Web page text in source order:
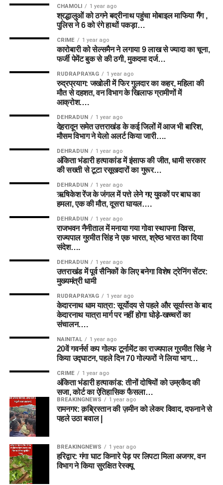
CHAMOLI 1 year ago
श्रद्धालुओं को ठगने बद्रीनाथ पहुंचा मोबाइल माफिया गैंग ,
पुलिस ने 6 को रंगे हाथों पकड़ा…
CRIME 1 year ago
कारोबारी को सेल्समैन ने लगाया 9 लाख से ज्यादा का चूना,
फर्जी पेमेंट बुक से की ठगी, मुकदमा दर्ज…
RUDRAPRAYAG 1 year ago
रुद्रप्रयाग: जखोली में फिर गुलदार का कहर, महिला की
मौत से दहशत, वन विभाग के खिलाफ ग्रामीणों में
आक्रोश….
DEHRADUN 1 year ago
देहरादून समेत उत्तराखंड के कई जिलों में आज भी बारिश,
मौसम विभाग ने येलो अलर्ट किया जारी….
DEHRADUN 1 year ago
अंकिता भंडारी हत्याकांड में इंसाफ की जीत, धामी सरकार
की सख्ती से टूटा रसूखदारों का गुरूर…
DEHRADUN 1 year ago
ऋषिकेश रेंज के जंगल में पत्ते लेने गए युवकों पर बाघ का
हमला, एक की मौत, दूसरा घायल….
DEHRADUN 1 year ago
राजभवन नैनीताल में मनाया गया गोवा स्थापना दिवस,
राज्यपाल गुरमीत सिंह ने एक भारत, श्रेष्ठ भारत का दिया
संदेश….
DEHRADUN 1 year ago
उत्तराखंड में पूर्व सैनिकों के लिए बनेगा विशेष ट्रेनिंग सेंटर:
मुख्यमंत्री धामी
RUDRAPRAYAG 1 year ago
केदारनाथ धाम यात्रा: सूर्योदय से पहले और सूर्यास्त के बाद
केदारनाथ यात्रा मार्ग पर नहीं होगा घोड़े-खच्चरों का
संचालन….
NAINITAL 1 year ago
20वें गवर्नर्स कप गोल्फ टूर्नामेंट का राज्यपाल गुरमीत सिंह ने
किया उद्घाटन, पहले दिन 70 गोल्फरों ने लिया भाग…
CRIME 1 year ago
अंकिता भंडारी हत्याकांड: तीनों दोषियों को उम्रकैद की
सजा, कोर्ट का ऐतिहासिक फैसला…
BREAKINGNEWS 1 year ago
रामनगर: क़ब्रिस्तान की ज़मीन को लेकर विवाद, दफनाने से
पहले उठा बवाल |
BREAKINGNEWS 1 year ago
हरिद्वार: गंगा घाट किनारे पेड़ पर लिपटा मिला अजगर, वन
विभाग ने किया सुरक्षित रेस्क्यू